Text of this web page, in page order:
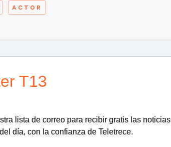
ACTOR
T13
lista de correo para recibir gratis las noticias
día, con la confianza de Teletrece.